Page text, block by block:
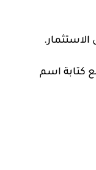
الاستثمار.​
كتابة اسم